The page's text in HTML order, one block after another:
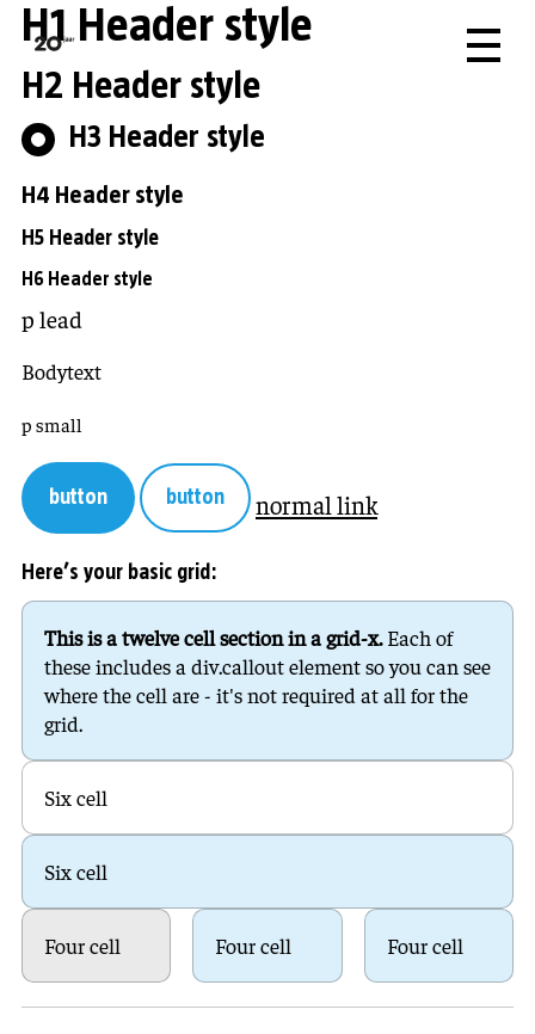
H1 Header style
H2 Header style
H3 Header style
H4 Header style
H5 Header style
H6 Header style
p lead
Bodytext
p small
button button normal link
Here’s your basic grid:
This is a twelve cell section in a grid-x.Each of
these includes a div.callout element so you can see
where the cell are - it's not required at all for the
grid.
Six cell
Six cell
Four cell Four cell Four cell